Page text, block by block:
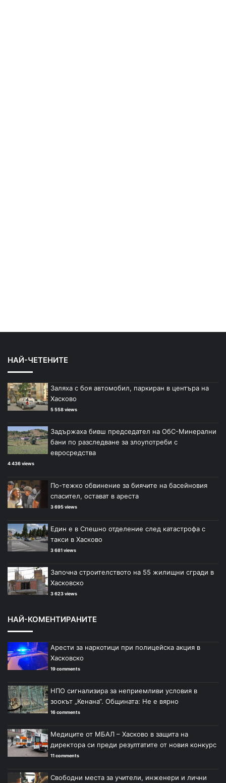
НАЙ-ЧЕТЕНИТЕ
Заляха с боя автомобил, паркиран в центъра на
Хасково
5 558 views
Задържаха бивш председател на ОбС-Минерални
бани по разследване за злоупотреби с
евросредства
4 436 views
По-тежко обвинение за биячите на басейновия
спасител, остават в ареста
3 695 views
Един е в Спешно отделение след катастрофа с
такси в Хасково
3 681 views
Започна строителството на 55 жилищни сгради в
Хасковско
3 623 views
НАЙ-КОМЕНТИРАНИТЕ
Арести за наркотици при полицейска акция в
Хасковско
19 comments
НПО сигнализира за неприемливи условия в
зоокът „Кенана“. Общината: Не е вярно
16 comments
Медиците от МБАЛ – Хасково в защита на
директора си преди резултатите от новия конкурс
11 comments
Свободни места за учители, инженери и лични